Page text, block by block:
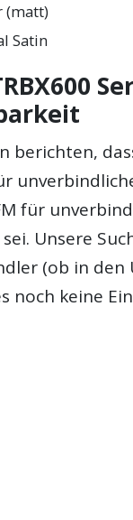
(matt)
Satin
berichten,
für
Unsere
(ob in den
noch keine